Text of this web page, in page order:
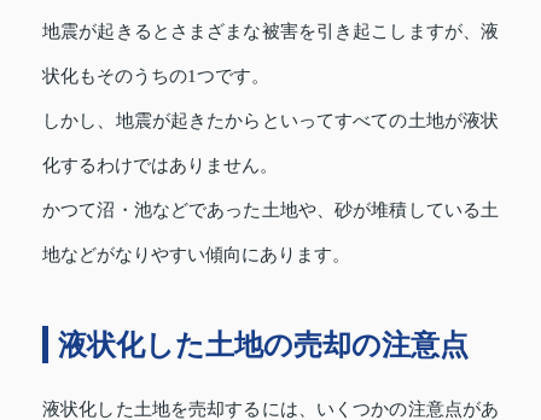
地震が起きるとさまざまな被害を引き起こしますが、液
状化もそのうちの1つです。
しかし、地震が起きたからといってすべての土地が液状
化するわけではありません。
かつて沼・池などであった土地や、砂が堆積している土
地などがなりやすい傾向にあります。
液状化した土地の売却の注意点
液状化した土地を売却するには、いくつかの注意点があ